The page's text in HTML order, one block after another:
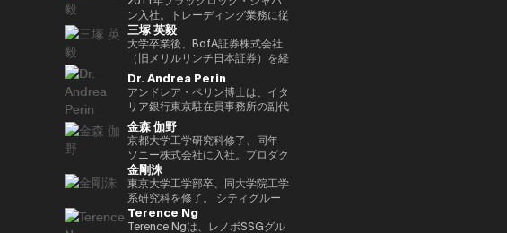
た発散的思考やデザイン思考など
のスキルを育む放課後型デジタル
ラボ、Dalton Learning Labを設
立しました。また、テクノロジー
における社会的意義のある課題を
研究するOutblazeのリサーチ部
門、ThinkBlazeの創設者でもあ
ります。 2018年以降、Yat氏は
ゲーム業界におけるブロックチェ
ーンおよびNFT（非代替性トーク
ン）の活用を早期から提唱してき
ました。これにより、ゲーマーは
ゲーム内資産やデータ、ひいては
価値そのものを真に所有できるよ
うになると考えられています。分
散型アプリケーションとデジタル
インの初期投資家かつ思想的リー
ダー（thought leader）として
も知られ、Ethereum や Tether
を含む主要ブロックチェーンプロ
ジェクトの初期マーケティングお
よびアドバイザリーに関与した人
物である。こうした功績から、
CNBC により「クリプト界のゴ
ッドファーザー（the Godfather
of Crypto）」と称されている。
2013年には BitAngels を、2014
年には BitAngels Fund 1 を共同
設立。同ファンドは、イーサリア
ムのクラウドセールにおいて、1
トークン30セントという価格で
100万ドルを投資したことで知ら
任。同志社大卒、東大EMP第17
期修了。
企画を担当。2016年より
PwCJapanのCEO Office（経営
企画）にて、リーダーシップチー
ムの戦略的な議論をサポート。
2018年7月、世界的な暗号資産取
引所であるKrakenを運営する
Payward, Inc.（米国）に入社
し、金融庁登録に貢献。2020年3
月より同社日本代表就任。 2022
年7月Binance日本代表に就任。
オックスフォード大学経営学修士
（MBA）修了。
いて機関投資家に流動性を提供す
る。また日本国内の証券会社、運
用会社、取引所・交換所、電子取
引プラットフォームとのビジネス
開発を担当し、同社の日本関連の
ビジネス全般に携わる。 FLOW
TRADERSは東京証券取引所の
Best Market Makerとして毎年表
彰されるとともに、暗号資産等の
デジタルアセットや海外の暗号資
産ETFも積極的にマーケットメイ
クを行い、上場企業である同社は
伝統金融とデジタルアセット業界
の懸け橋としての強みを持つ。
取りまとめ。 2025年6月まで日
本銀行決済機構局参事役。決済機
構局では、新しい技術を使った決
済高度化プロジェクトの企画・推
進（Project Agora等）、AIの金
融システムへの影響に関する国際
的検討等に従事。また、BIS決済
市場インフラ委員会（CPMI）、
G7デジタル決済専門家グループ
（2023年共同議長）、金融安定
委員会（FSB）イノベーションネ
ットワーク、BIS・中央銀行
CBDCグループなど、国際的な政
策協議体にも幅広く従事。 日本
銀行では、他に長崎支店長、香港
事務所長、金融機構局国際課長
ン入社。トレーディング業務に従
事後、2024年3月よりブラックロ
ック・グローバル・マーケッツ部
長としてトレーディング、セキュ
リティーズ・レンディング、キャ
ッシュ・マネジメントを統括。ま
たデジタル戦略の分野においても
日本にて従事。2025年1月よりグ
ローバル・プロダクト・ソリュー
ション部を兼務し、同部内でトラ
ンジション・マネジメントを統
括。
三塚 英毅
大学卒業後、BofA証券株式会社
（旧メリルリンチ日本証券）を経
て、BNPパリバ証券株式会社にて
複数の役職を経た後、グローバル
マーケッツ統括本部COOに就
任。Web3企業の Animoca
Brands 株式会社にて創業時より
COOとして参画した後、2024年
3月より現職。
Dr. Andrea Perin
アンドレア・ペリン博士は、イタ
リア銀行東京駐在員事務所の副代
表です。この職務において、日
本、韓国、台湾、オーストラリ
ア、ニュージーランドにおける経
済政策論議ならびにマクロ経済・
金融動向の分析を担当していま
す。また、現地の金融・監督当
局、機関投資家、ビジネスコミュ
ニティとの対話を通じて、イタリ
金森 伽野
京都大学工学研究科修了、同年
ソニー株式会社に入社。プロダク
ト設計開発・商品企画・マーケテ
ィング業務に従事。その後、ネッ
ト証券でフィンテック新規事業立
ち上げ、カスタマーエクスペリエ
ンス、CX戦略推進などを経験。
金剛洙
東京大学工学部卒、同大学院工学
系研究科を修了。 シティグルー
プ証券株式会社に入社し、日本国
債・金利デリバティブのトレーデ
Terence Ng
Terence Ngは、レノボSSGグル